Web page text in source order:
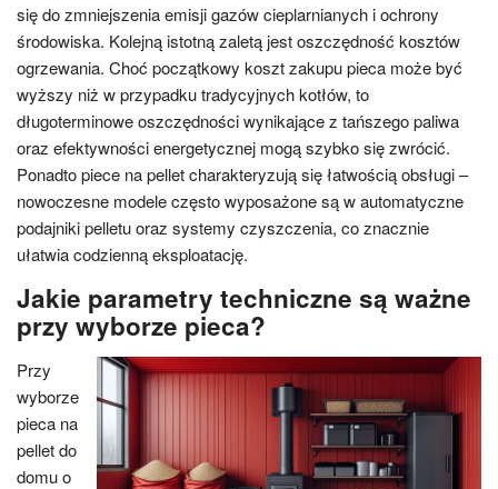
się do zmniejszenia emisji gazów cieplarnianych i ochrony
środowiska. Kolejną istotną zaletą jest oszczędność kosztów
ogrzewania. Choć początkowy koszt zakupu pieca może być
wyższy niż w przypadku tradycyjnych kotłów, to
długoterminowe oszczędności wynikające z tańszego paliwa
oraz efektywności energetycznej mogą szybko się zwrócić.
Ponadto piece na pellet charakteryzują się łatwością obsługi –
nowoczesne modele często wyposażone są w automatyczne
podajniki pelletu oraz systemy czyszczenia, co znacznie
ułatwia codzienną eksploatację.
Jakie parametry techniczne są ważne
przy wyborze pieca?
Przy
wyborze
pieca na
pellet do
domu o